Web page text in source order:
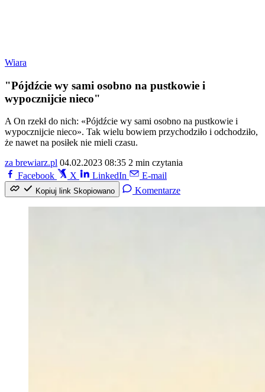
Wiara
"Pójdźcie wy sami osobno na pustkowie i
wypocznijcie nieco"
A On rzekł do nich: «Pójdźcie wy sami osobno na pustkowie i
wypocznijcie nieco». Tak wielu bowiem przychodziło i odchodziło,
że nawet na posiłek nie mieli czasu.
za brewiarz.pl 04.02.2023 08:35 2 min czytania
Facebook
X LinkedIn E-mail
Kopiuj link Skopiowano Komentarze